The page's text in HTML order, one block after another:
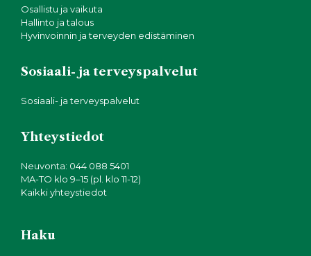
Osallistu ja vaikuta
Hallinto ja talous
Hyvinvoinnin ja terveyden edistäminen
Sosiaali- ja terveyspalvelut
Sosiaali- ja terveyspalvelut
Yhteystiedot
Neuvonta: 044 088 5401
MA-TO klo 9–15 (pl. klo 11-12)
Kaikki yhteystiedot
Haku